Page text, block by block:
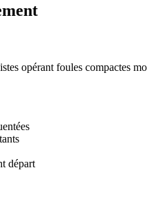
opérant foules compactes
départ